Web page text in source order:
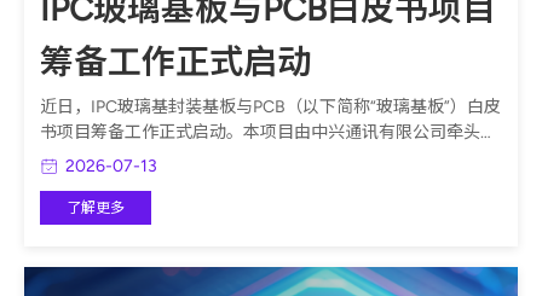
IPC玻璃基板与PCB白皮书项目
筹备工作正式启动
近日，IPC玻璃基封装基板与PCB（以下简称“玻璃基板”）白皮
书项目筹备工作正式启动。本项目由中兴通讯有限公司牵头提
议立项，来自终端应用、PCB及IC载板制造、材料、设备、科
备工作。
2026-07-13
了解更多